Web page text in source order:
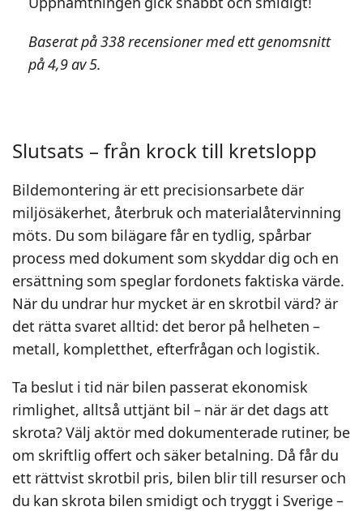
Baserat på 338 recensioner med ett genomsnitt
på 4,9 av 5.
Slutsats – från krock till kretslopp
Bildemontering är ett precisionsarbete där
miljösäkerhet, återbruk och materialåtervinning
möts. Du som bilägare får en tydlig, spårbar
process med dokument som skyddar dig och en
ersättning som speglar fordonets faktiska värde.
När du undrar hur mycket är en skrotbil värd? är
det rätta svaret alltid: det beror på helheten –
metall, kompletthet, efterfrågan och logistik.
Ta beslut i tid när bilen passerat ekonomisk
rimlighet, alltså uttjänt bil – när är det dags att
skrota? Välj aktör med dokumenterade rutiner, be
om skriftlig offert och säker betalning. Då får du
ett rättvist skrotbil pris, bilen blir till resurser och
du kan skrota bilen smidigt och tryggt i Sverige –